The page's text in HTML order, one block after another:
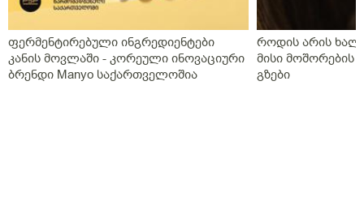
ფერმენტირებული ინგრედიენტები
კანის მოვლაში - კორეული ინოვაციური
ბრენდი Manyo საქართველოშია
როდის არის
მისი მოშორების
გზები